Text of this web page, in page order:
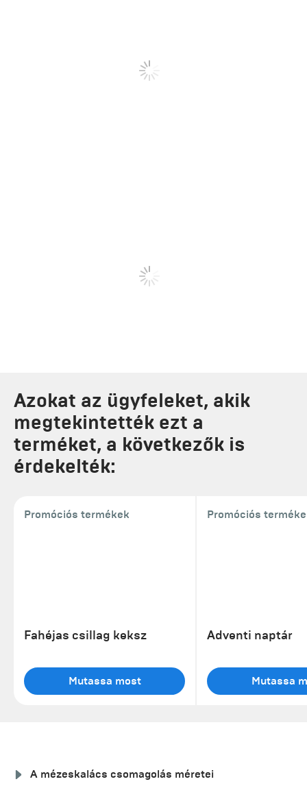
Azokat az ügyfeleket, akik
megtekintették ezt a
terméket, a következők is
érdekelték:
Promóciós termékek
Fahéjas csillag keksz
Mutassa most
Promóciós
Adventi naptár
Mutassa
A mézeskalács csomagolás méretei